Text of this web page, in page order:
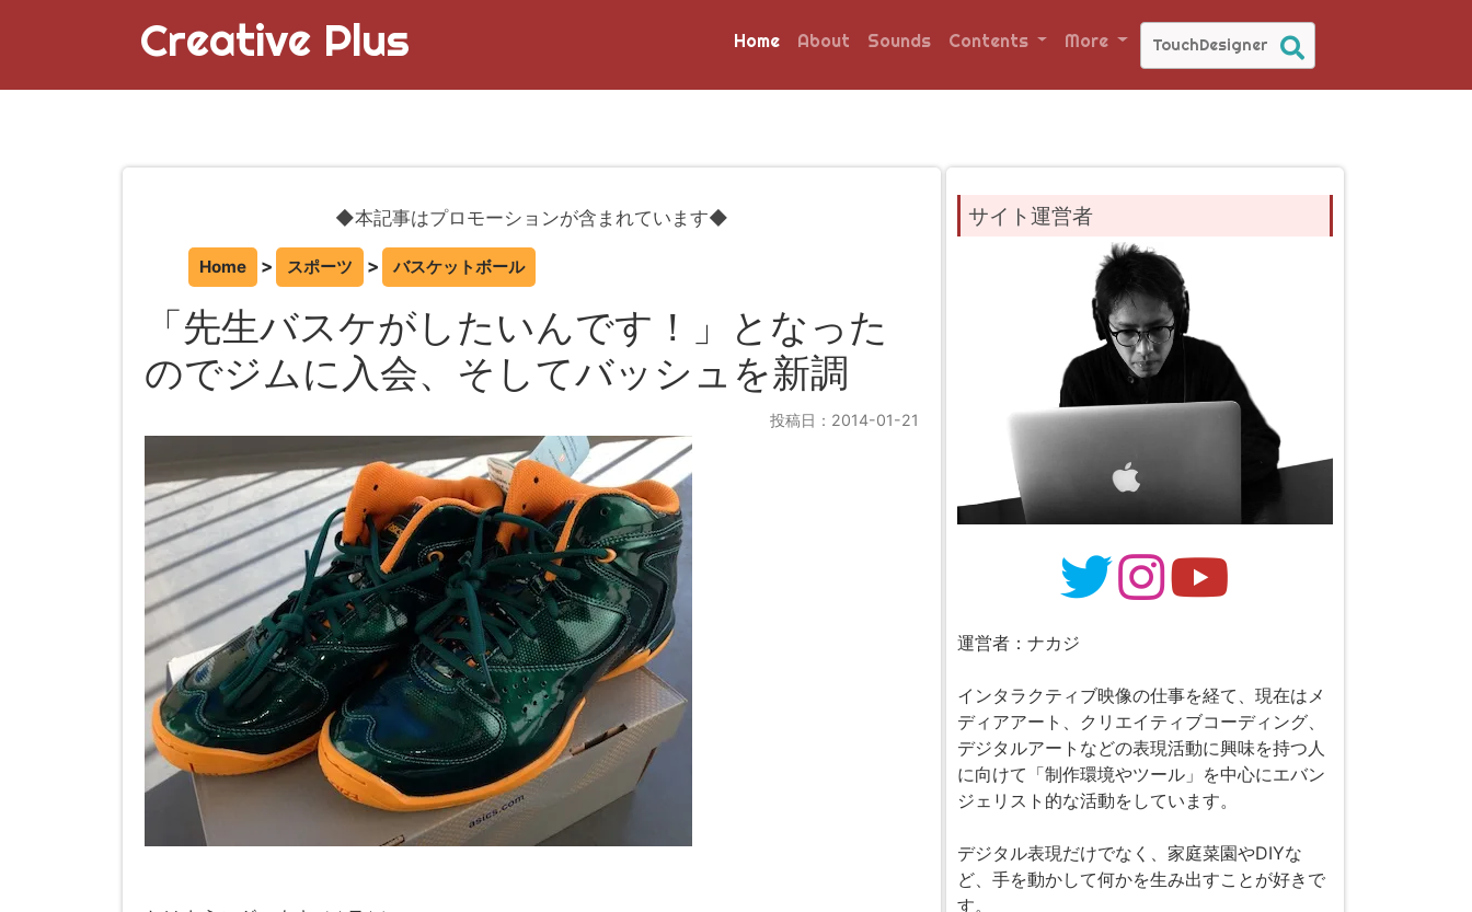
Creative Plus Home About Sounds Contents More
◆本記事はプロモーションが含まれています◆
Home スポーツ バスケットボール
「先生バスケがしたいんです！」となった
のでジムに入会、そしてバッシュを新調
投稿日：2014-01-21
サイト運営者
運営者：ナカジ
インタラクティブ映像の仕事を経て、現在はメ
ディアアート、クリエイティブコーディング、
デジタルアートなどの表現活動に興味を持つ人
に向けて「制作環境やツール」を中心にエバン
ジェリスト的な活動をしています。
デジタル表現だけでなく、家庭菜園やDIYな
ど、手を動かして何かを生み出すことが好きで
す。